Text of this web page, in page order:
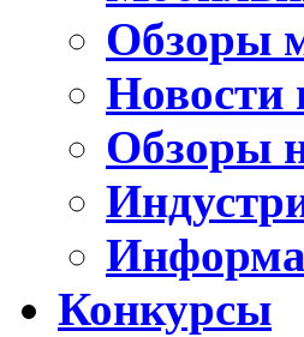
Обзоры
Новости
Обзоры
Конкурсы